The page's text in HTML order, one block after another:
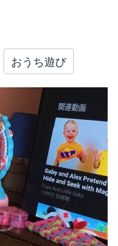
おうち遊び